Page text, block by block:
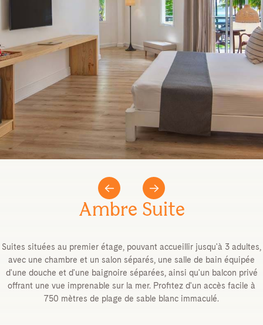
Ambre Suite
Suites situées au premier étage, pouvant accueillir jusqu'à 3 adultes,
avec une chambre et un salon séparés, une salle de bain équipée
d'une douche et d'une baignoire séparées, ainsi qu'un balcon privé
offrant une vue imprenable sur la mer. Profitez d'un accès facile à
750 mètres de plage de sable blanc immaculé.